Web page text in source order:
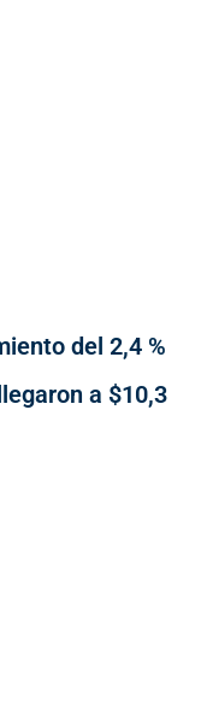
del 2,4 %
a $10,3